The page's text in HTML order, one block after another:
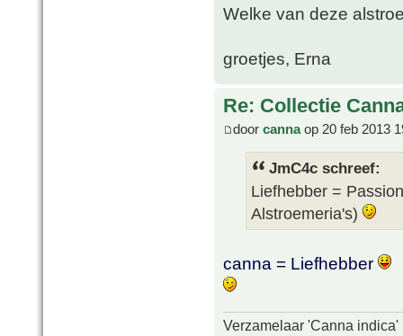
Welke van deze
groetjes, Erna
Re: Collectie
door cannaop 20 feb 2013
JmC4c schreef:
Liefhebber =
Alstroemeria's)
canna = Liefhebber
Verzamelaar 'Canna indica'